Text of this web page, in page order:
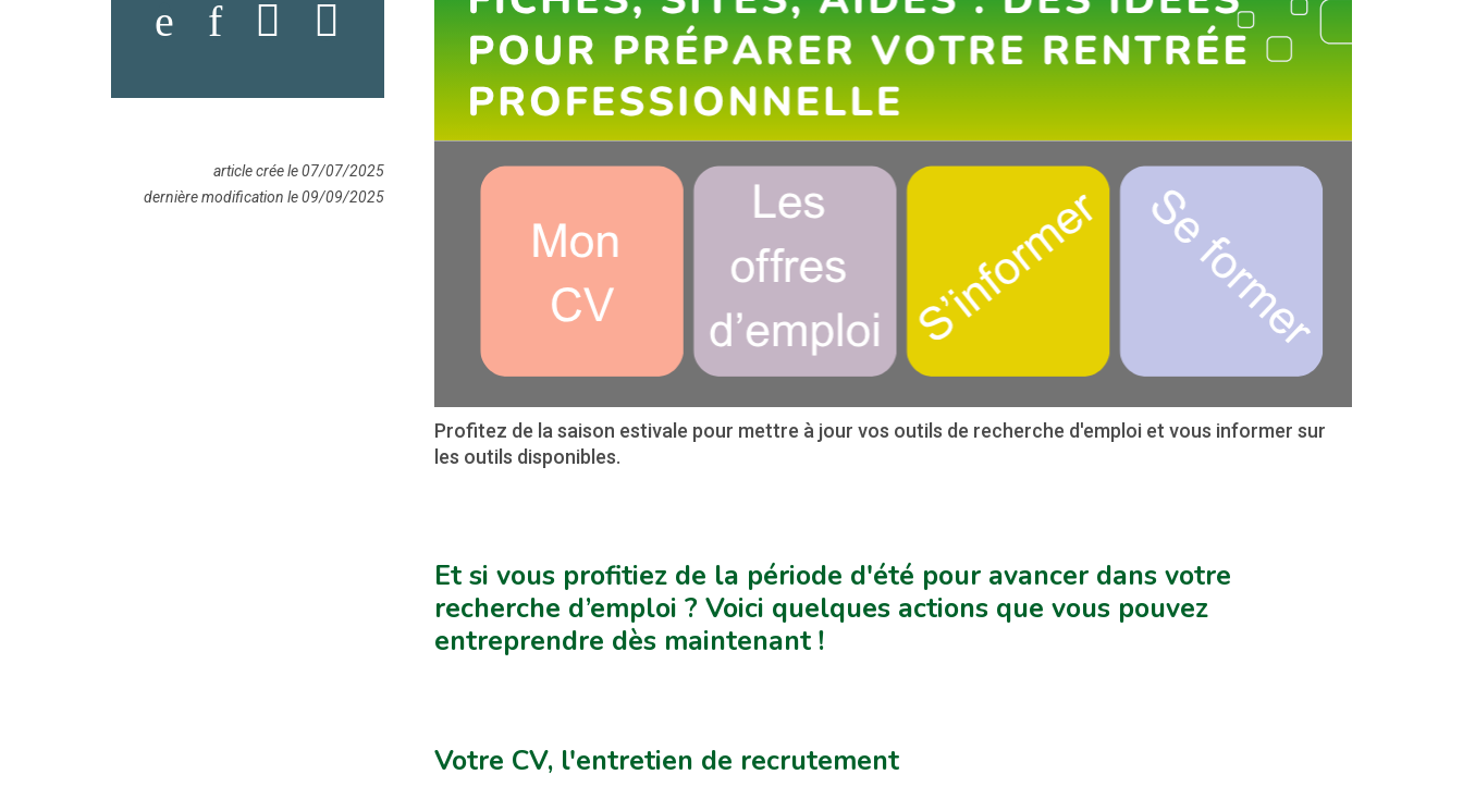
Profitez de la saison estivale pour mettre à jour vos outils de recherche d'emploi et vous informer sur
les outils disponibles.
Et si vous profitiez de la période d'été pour avancer dans votre
recherche d’emploi ? Voici quelques actions que vous pouvez
entreprendre dès maintenant !
Votre CV, l'entretien de recrutement
article crée le 07/07/2025
dernière modification le 09/09/2025